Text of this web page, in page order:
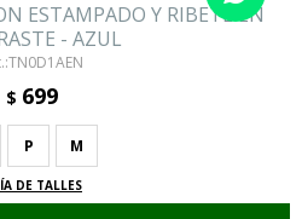
ESTAMPADO Y RIBETE EN
- AZUL
TN0D1AEN
$ 699
P M
DE TALLES